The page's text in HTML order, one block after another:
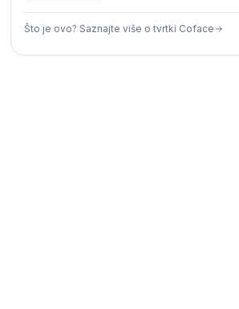
Što je ovo? Saznajte više o tvrtki Coface